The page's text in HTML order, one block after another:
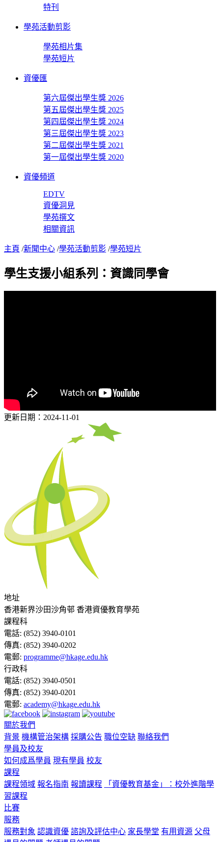
特刊
學苑活動剪影
學苑相片集
學苑短片
資優匯
第六屆傑出學生獎 2026
第五屆傑出學生獎 2025
第四屆傑出學生獎 2024
第三屆傑出學生獎 2023
第二屆傑出學生獎 2021
第一屆傑出學生獎 2020
資優頻道
EDTV
資優洞見
學苑撰文
相關資訊
主頁 /新聞中心 /學苑活動剪影 /學苑短片
學生支援小組系列：資識同學會
更新日期：2024-11-01
地址
香港新界沙田沙角邨 香港資優教育學苑
課程科
電話: (852) 3940-0101
傳真: (852) 3940-0202
電郵: programme@hkage.edu.hk
行政科
電話: (852) 3940-0501
傳真: (852) 3940-0201
電郵: academy@hkage.edu.hk
關於我們
背景 機構管治架構 採購公告 職位空缺 聯絡我們
學員及校友
如何成爲學員 現有學員 校友
課程
課程領域 報名指南 報讀課程
「資優教育基金」：校外進階學
習課程
比賽
服務
服務對象 認識資優 諮詢及評估中心 家長學堂 有用資源 父母